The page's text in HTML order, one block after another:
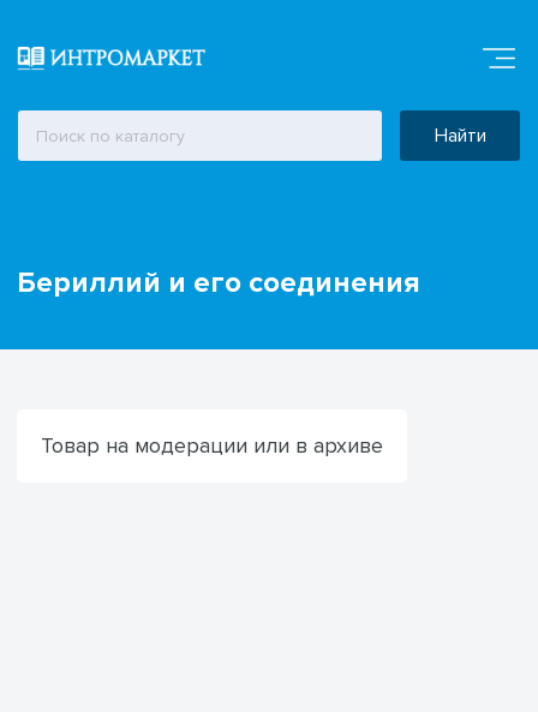
Найти
Бериллий и его соединения
Товар на модерации или в архиве